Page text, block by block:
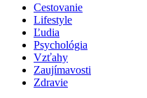
Cestovanie
Lifestyle
Ľudia
Psychológia
Vzťahy
Zaujímavosti
Zdravie